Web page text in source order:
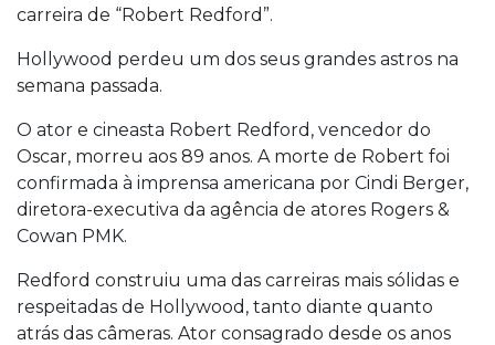
carreira de “Robert Redford”.
Hollywood perdeu um dos seus grandes astros na
semana passada.
O ator e cineasta Robert Redford, vencedor do
Oscar, morreu aos 89 anos. A morte de Robert foi
confirmada à imprensa americana por Cindi Berger,
diretora-executiva da agência de atores Rogers &
Cowan PMK.
Redford construiu uma das carreiras mais sólidas e
respeitadas de Hollywood, tanto diante quanto
atrás das câmeras. Ator consagrado desde os anos